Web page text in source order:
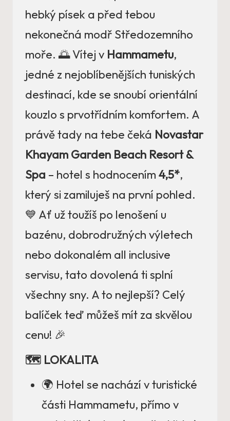
hebký písek a před tebou
nekonečná modř Středozemního
moře. 🌅 Vítej v Hammametu,
jedné z nejoblíbenějších tuniských
destinací, kde se snoubí orientální
kouzlo s prvotřídním komfortem. A
právě tady na tebe čeká Novastar
Khayam Garden Beach Resort &
Spa – hotel s hodnocením 4,5*,
který si zamiluješ na první pohled.
💙 Ať už toužíš po lenošení u
bazénu, dobrodružných výletech
nebo dokonalém all inclusive
servisu, tato dovolená ti splní
všechny sny. A to nejlepší? Celý
balíček teď můžeš mít za skvělou
cenu! 🎉
🗺️ LOKALITA
🌍 Hotel se nachází v turistické
části Hammametu, přímo v